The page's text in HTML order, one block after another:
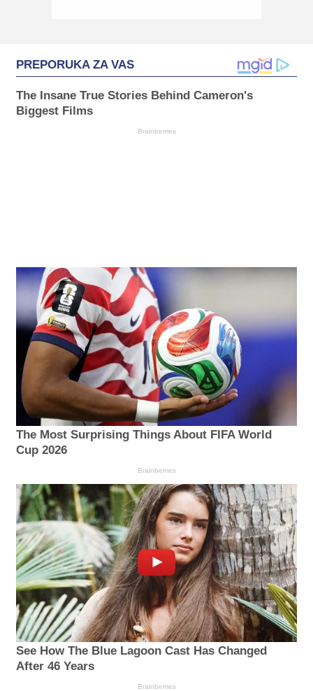
PREPORUKA ZA VAS
The Insane True Stories Behind Cameron's
Biggest Films
Brainberries
The Most Surprising Things About FIFA World
Cup 2026
Brainberries
See How The Blue Lagoon Cast Has Changed
After 46 Years
Brainberries